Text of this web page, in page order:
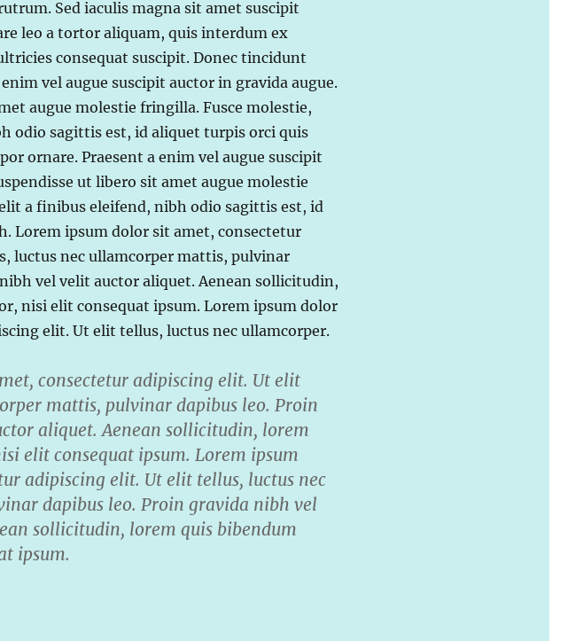
Sed iaculis magna sit amet suscipit
leo a tortor aliquam, quis interdum ex
consequat suscipit. Donec tincidunt
vel augue suscipit auctor in gravida augue.
augue molestie fringilla. Fusce molestie,
odio sagittis est, id aliquet turpis orci quis
ornare. Praesent a enim vel augue suscipit
ut libero sit amet augue molestie
a finibus eleifend, nibh odio sagittis est, id
Lorem ipsum dolor sit amet, consectetur
luctus nec ullamcorper mattis, pulvinar
vel velit auctor aliquet. Aenean sollicitudin,
nisi elit consequat ipsum. Lorem ipsum dolor
elit. Ut elit tellus, luctus nec ullamcorper.
consectetur adipiscing elit. Ut elit
mattis, pulvinar dapibus leo. Proin
aliquet. Aenean sollicitudin, lorem
elit consequat ipsum. Lorem ipsum
adipiscing elit. Ut elit tellus, luctus nec
dapibus leo. Proin gravida nibh vel
sollicitudin, lorem quis bibendum
ipsum.